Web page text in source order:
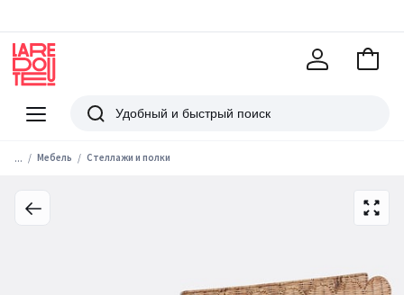
Меню
Redoute
Поиск
В
... Мебель Стеллажи и полки